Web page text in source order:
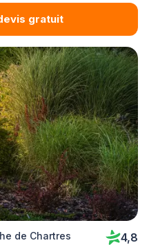
gratuit
de Chartres 4,8